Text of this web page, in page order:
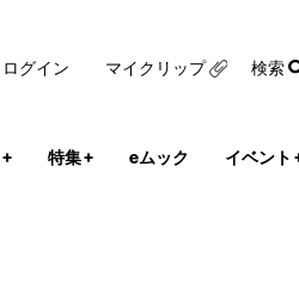
+ 特集+ eムック イベント
ログイン マイクリップ 検索